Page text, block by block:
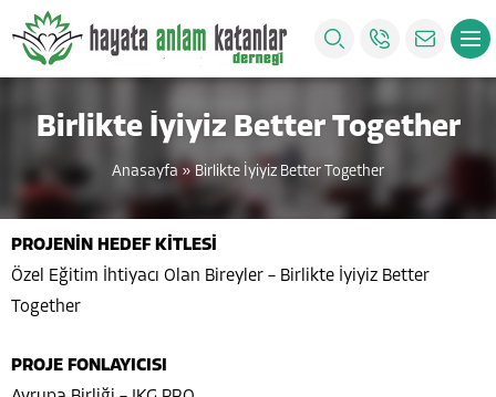
Birlikte İyiyiz Better Together
Anasayfa »Birlikte İyiyiz Better Together
PROJENİN HEDEF KİTLESİ
Özel Eğitim İhtiyacı Olan Bireyler – Birlikte İyiyiz Better
Together
PROJE FONLAYICISI